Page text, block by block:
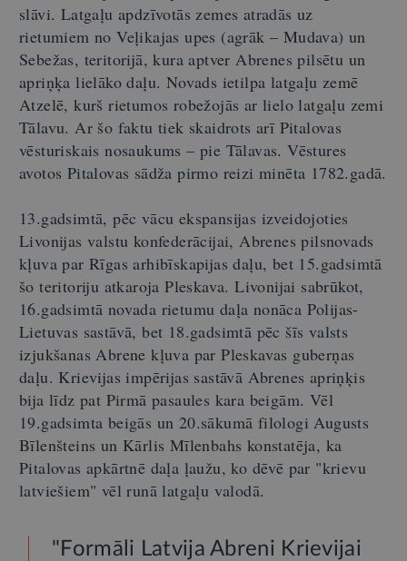
slāvi. Latgaļu apdzīvotās zemes atradās uz
rietumiem no Veļikajas upes (agrāk – Mudava) un
Sebežas, teritorijā, kura aptver Abrenes pilsētu un
apriņķa lielāko daļu. Novads ietilpa latgaļu zemē
Atzelē, kurš rietumos robežojās ar lielo latgaļu zemi
Tālavu. Ar šo faktu tiek skaidrots arī Pitalovas
vēsturiskais nosaukums – pie Tālavas. Vēstures
avotos Pitalovas sādža pirmo reizi minēta 1782.gadā.
13.gadsimtā, pēc vācu ekspansijas izveidojoties
Livonijas valstu konfederācijai, Abrenes pilsnovads
kļuva par Rīgas arhibīskapijas daļu, bet 15.gadsimtā
šo teritoriju atkaroja Pleskava. Livonijai sabrūkot,
16.gadsimtā novada rietumu daļa nonāca Polijas-
Lietuvas sastāvā, bet 18.gadsimtā pēc šīs valsts
izjukšanas Abrene kļuva par Pleskavas guberņas
daļu. Krievijas impērijas sastāvā Abrenes apriņķis
bija līdz pat Pirmā pasaules kara beigām. Vēl
19.gadsimta beigās un 20.sākumā filologi Augusts
Bīlenšteins un Kārlis Mīlenbahs konstatēja, ka
Pitalovas apkārtnē daļa ļaužu, ko dēvē par "krievu
latviešiem" vēl runā latgaļu valodā.
"Formāli Latvija Abreni Krievijai